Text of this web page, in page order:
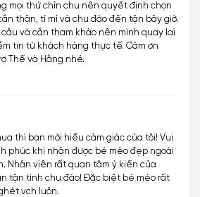
mọi thứ chỉn chu nên quyết định chọn
thận, tỉ mỉ và chu đáo đến tận bây giờ.
và cần tham khảo nên mình quay lại
tin từ khách hàng thực tế. Cảm ơn
Thế và Hằng nhé.
thì bạn mới hiểu cảm giác của tôi! Vui
phúc khi nhận được bé mèo đẹp ngoài
Nhân viên rất quan tâm ý kiến của
tận tình chu đáo! Đặc biệt bé mèo rất
vch luôn.